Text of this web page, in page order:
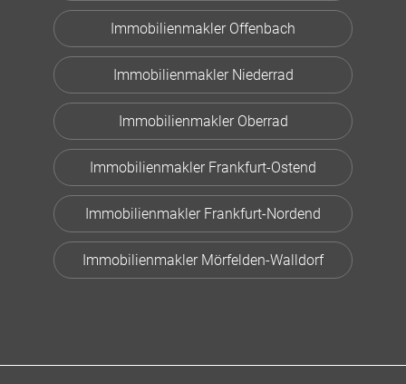
Immobilienmakler Offenbach
Immobilienmakler Niederrad
Immobilienmakler Oberrad
Immobilienmakler Frankfurt-Ostend
Immobilienmakler Frankfurt-Nordend
Immobilienmakler Mörfelden-Walldorf